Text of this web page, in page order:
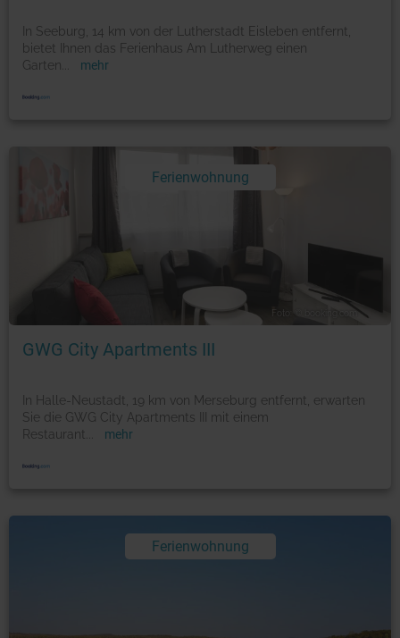
In Seeburg, 14 km von der Lutherstadt Eisleben entfernt,
bietet Ihnen das Ferienhaus Am Lutherweg einen
Garten
mehr
Ferienwohnung
Foto: © booking.com
GWG City Apartments III
In Halle-Neustadt, 19 km von Merseburg entfernt, erwarten
Sie die GWG City Apartments III mit einem
Restaurant
mehr
Ferienwohnung